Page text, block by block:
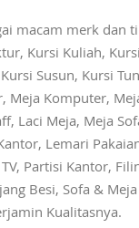
macam merk dan
Kursi Kuliah,
Susun, Kursi
Meja Komputer,
Laci Meja, Meja
Lemari
Partisi Kantor,
Besi, Sofa &
Kualitasnya.